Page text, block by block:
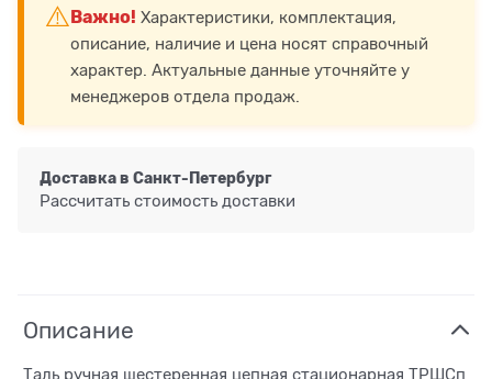
⚠️ Важно! Характеристики, комплектация,
описание, наличие и цена носят справочный
характер. Актуальные данные уточняйте у
менеджеров отдела продаж.
Доставка в Санкт-Петербург
Рассчитать стоимость доставки
Описание
Таль ручная шестеренная цепная стационарная ТРШСп